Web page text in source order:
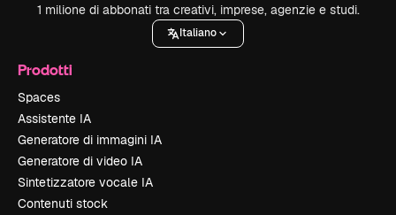
1 milione di abbonati tra creativi, imprese, agenzie e studi.
Italiano
Prodotti
Spaces
Assistente IA
Generatore di immagini IA
Generatore di video IA
Sintetizzatore vocale IA
Contenuti stock